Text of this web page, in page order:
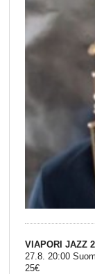
VIAPORI JAZZ
27.8. 20:00
25€